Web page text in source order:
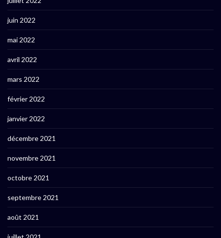
juin 2022
mai 2022
avril 2022
mars 2022
février 2022
janvier 2022
décembre 2021
novembre 2021
octobre 2021
septembre 2021
août 2021